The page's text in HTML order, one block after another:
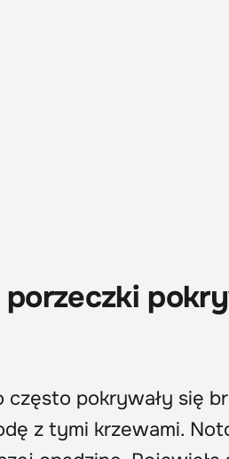
często pokrywały się
z tymi krzewami.